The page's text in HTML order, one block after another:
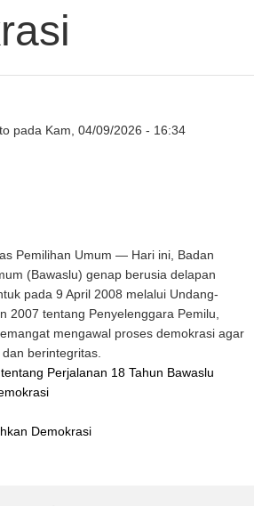
pada Kam, 04/09/2026 - 16:34
Pemilihan Umum — Hari ini, Badan
(Bawaslu) genap berusia delapan
pada 9 April 2008 melalui Undang-
2007 tentang Penyelenggara Pemilu,
mengawal proses demokrasi agar
berintegritas.
tentang Perjalanan 18 Tahun Bawaslu
Demokrasi